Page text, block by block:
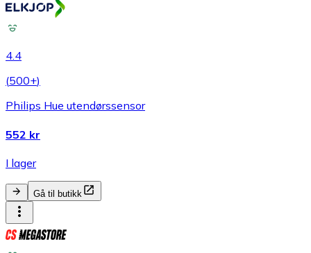
4.4
(500+)
Philips Hue utendørssensor
552 kr
I lager
Gå til butikk